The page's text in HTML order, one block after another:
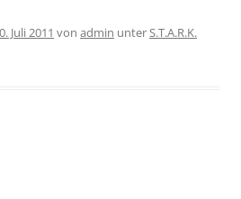
Juli 2011 von admin unterS.T.A.R.K.